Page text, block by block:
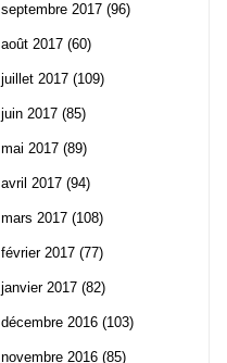
septembre 2017 (96)
août 2017 (60)
juillet 2017 (109)
juin 2017 (85)
mai 2017 (89)
avril 2017 (94)
mars 2017 (108)
février 2017 (77)
janvier 2017 (82)
décembre 2016 (103)
novembre 2016 (85)